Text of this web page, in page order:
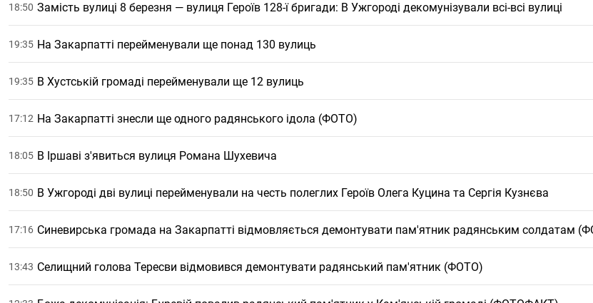
18:50 Замість вулиці 8 березня — вулиця Героїв 128-ї бригади: В Ужгороді декомунізували всі-всі вулиці
19:35 На Закарпатті перейменували ще понад 130 вулиць
19:35 В Хустській громаді перейменували ще 12 вулиць
17:12 На Закарпатті знесли ще одного радянського ідола (ФОТО)
18:05 В Іршаві з'явиться вулиця Романа Шухевича
18:50 В Ужгороді дві вулиці перейменували на честь полеглих Героїв Олега Куцина та Сергія Кузнєва
17:16 Синевирська громада на Закарпатті відмовляється демонтувати пам'ятник радянським солдатам
13:43 Селищний голова Тересви відмовився демонтувати радянський пам'ятник (ФОТО)